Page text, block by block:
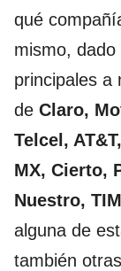
qué
mismo,
principales a
de Claro,
Telcel,
MX, Cierto,
Nuestro,
alguna de
también